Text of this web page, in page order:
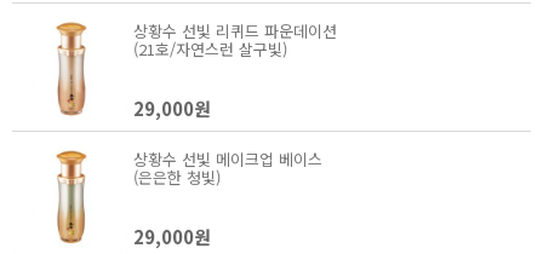
상황수 선빛 리퀴드 파운데이션
(21호/자연스런 살구빛)
29,000원
상황수 선빛 메이크업 베이스
(은은한 청빛)
29,000원